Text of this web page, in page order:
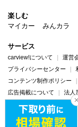
楽しむ
マイカー
みんカラ
サービス
carview!について 運営
プライバシーセンター
コンテンツ制作ポリシー
広告掲載について
法人
ヘルプ・お問い合わせ